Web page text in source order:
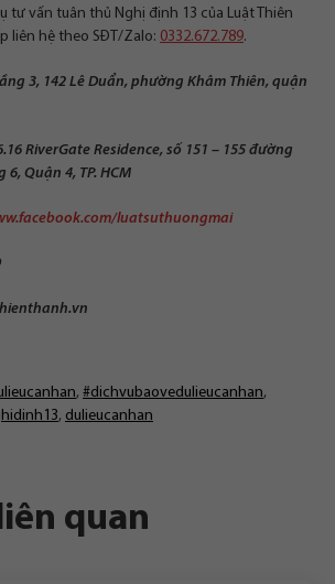
tư vấn tuân thủ Nghị định 13 của Luật Thiên
liên hệ theo SĐT/Zalo: 0332.672.789.
3, 142 Lê Duẩn, phường Khâm Thiên, quận
RiverGate Residence, số 151 – 155 đường
Quận 4, TP. HCM
luatsuthuongmai
, #dichvubaovedulieucanhan,
, dulieucanhan
quan